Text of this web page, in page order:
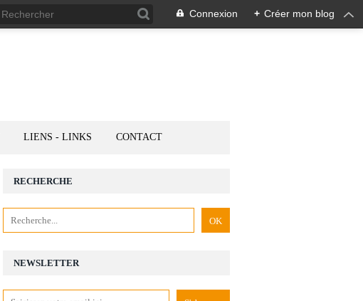
Connexion + Créer mon blog
LIENS - LINKS CONTACT
NEWSLETTER
RECHERCHE